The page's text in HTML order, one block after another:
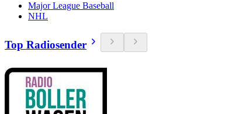
Major League Baseball
NHL
Top Radiosender